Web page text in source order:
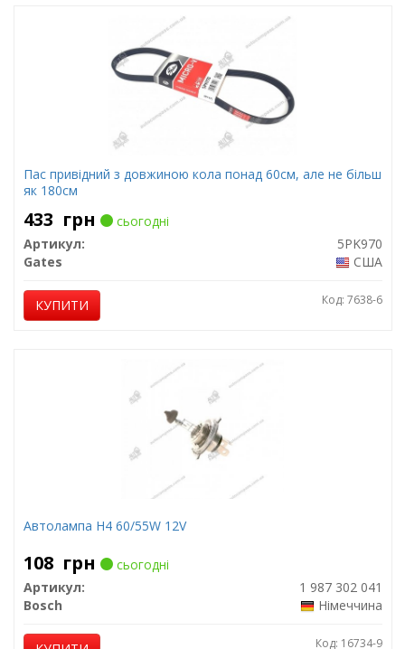
Пас привідний з довжиною кола понад 60см, але не більш
як 180см
433 грн
сьогодні
Артикул:
5PK970
Gates
США
КУПИТИ Код: 7638-6
Автолампа H4 60/55W 12V
108 грн
сьогодні
Артикул:
1 987 302 041
Bosch
Німеччина
Код: 16734-9